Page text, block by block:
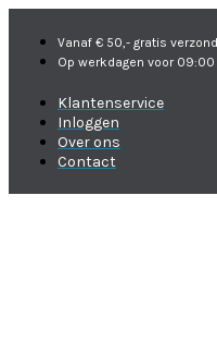
Vanaf € 50,- gratis
Op werkdagen voor
Klantenservice
Inloggen
Over ons
Contact